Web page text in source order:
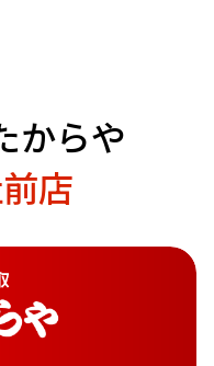
からや
店